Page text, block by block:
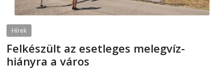
Hírek
Felkészült az esetleges melegvíz-
hiányra a város